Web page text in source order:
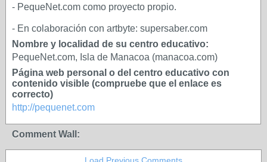
- PequeNet.com como proyecto propio.
- En colaboración con artbyte: supersaber.com
Nombre y localidad de su centro educativo:
PequeNet.com, Isla de Manacoa (manacoa.com)
Página web personal o del centro educativo con
contenido visible (compruebe que el enlace es
correcto)
http://pequenet.com
Comment Wall: